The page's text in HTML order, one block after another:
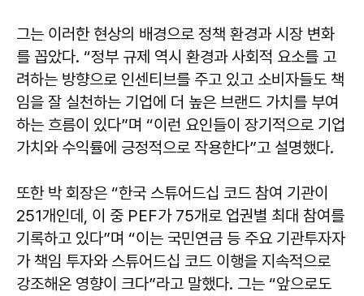
그는 이러한 현상의 배경으로 정책 환경과 시장 변화
를 꼽았다. “정부 규제 역시 환경과 사회적 요소를 고
려하는 방향으로 인센티브를 주고 있고 소비자들도 책
임을 잘 실천하는 기업에 더 높은 브랜드 가치를 부여
하는 흐름이 있다”며 “이런 요인들이 장기적으로 기업
가치와 수익률에 긍정적으로 작용한다”고 설명했다.
또한 박 회장은 “한국 스튜어드십 코드 참여 기관이
251개인데, 이 중 PEF가 75개로 업권별 최대 참여를
기록하고 있다”며 “이는 국민연금 등 주요 기관투자자
가 책임 투자와 스튜어드십 코드 이행을 지속적으로
강조해온 영향이 크다”라고 말했다. 그는 “앞으로도